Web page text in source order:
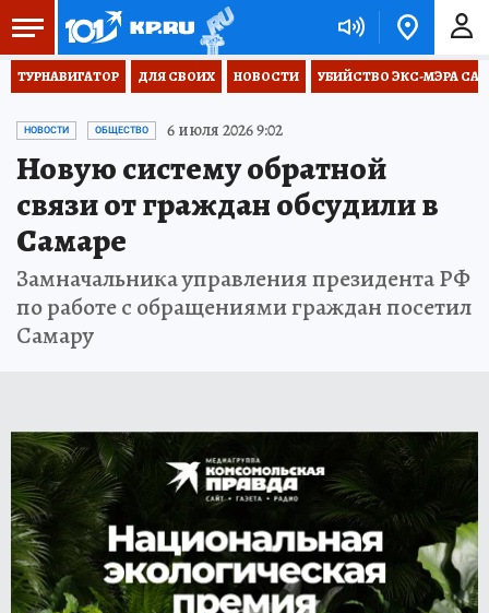
ТУРНАВИГАТОР ДЛЯ СВОИХ НОВОСТИ УБИЙСТВО ЭКС-МЭРА
НОВОСТИ ОБЩЕСТВО 6 июля 2026 9:02
Новую систему обратной
связи от граждан обсудили в
Самаре
Замначальника управления президента РФ
по работе с обращениями граждан посетил
Самару